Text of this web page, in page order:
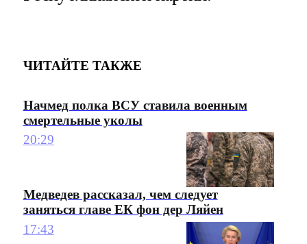
ЧИТАЙТЕ ТАКЖЕ
Начмед полка ВСУ ставила военным
смертельные уколы
20:29
Медведев рассказал, чем следует
заняться главе ЕК фон дер Ляйен
17:43